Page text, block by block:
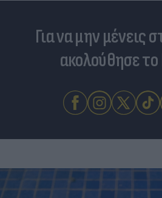
Για να μην μένεις
ακολούθησε